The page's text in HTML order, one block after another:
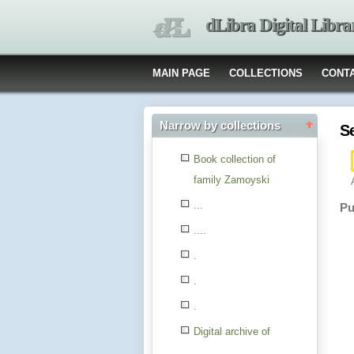
dLibra Digital
MAIN PAGE COLLECTIONS
Narrow by collections
Book collection of
family Zamoyski
...
....
.
.
.
Digital archive of